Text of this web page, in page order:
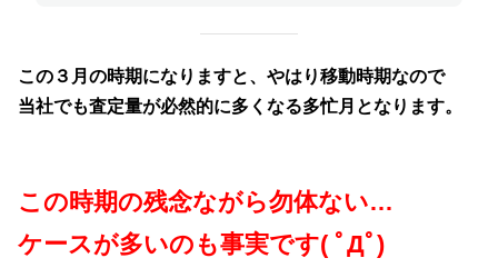
この３月の時期になりますと、やはり移動時期なので
当社でも査定量が必然的に多くなる多忙月となります。
この時期の残念ながら勿体ない…
ケースが多いのも事実です( ﾟДﾟ)